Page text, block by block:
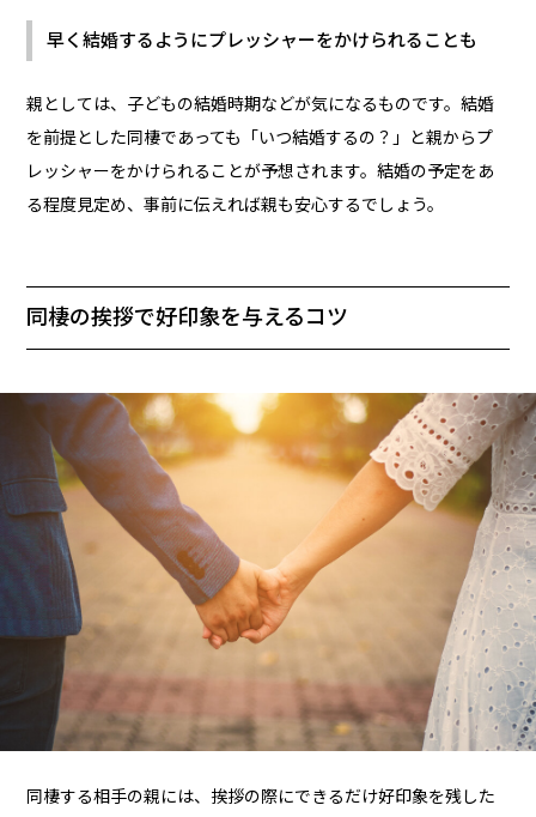
早く結婚するようにプレッシャーをかけられることも
親としては、子どもの結婚時期などが気になるものです。結婚
を前提とした同棲であっても「いつ結婚するの？」と親からプ
レッシャーをかけられることが予想されます。結婚の予定をあ
る程度見定め、事前に伝えれば親も安心するでしょう。
同棲の挨拶で好印象を与えるコツ
同棲する相手の親には、挨拶の際にできるだけ好印象を残した